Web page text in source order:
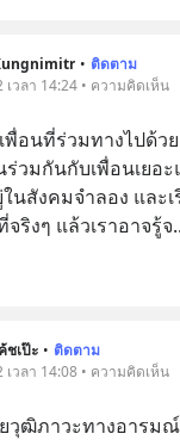
• ติดตาม
เวลา 14:24 • ความคิดเห็น
พื่อนที่ร่วมทางไปด้ว
ร่วมกันกับเพื่อนเยอ
ในสังคมจำลอง และ
ริงๆ แล้วเราอาจรู้จ
ชเป๊ะ • ติดตาม
เวลา 14:08 • ความคิดเห็น
วุฒิภาวะทางอารม